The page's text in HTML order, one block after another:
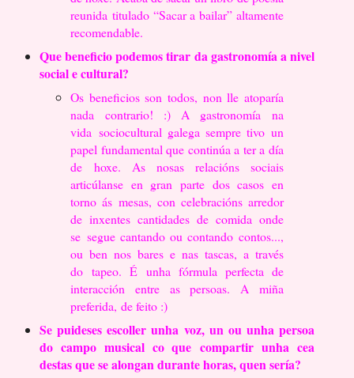
reunida titulado “Sacar a bailar” altamente
recomendable.
Que beneficio podemos tirar da gastronomía a nivel
social e cultural?
Os beneficios son todos, non lle atoparía
nada contrario! :) A gastronomía na
vida sociocultural galega sempre tivo un
papel fundamental que continúa a ter a día
dehoxe. As nosas relacións sociais
articúlanse en gran parte dos casos en
torno ásmesas, con celebracións arredor
de inxentes cantidades de comida onde
se segue cantando ou contando contos...,
ou ben nos bares e nas tascas, a través
dotapeo. É unha fórmula perfecta de
interacción entre as persoas. A miña
preferida,de feito :)
Se puideses escoller unha voz, un ou unha persoa
do campo musical co quecompartir unha cea
destas que se alongan durante horas, quen sería?